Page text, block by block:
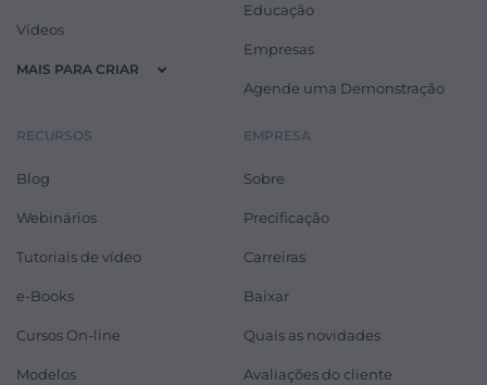
Vídeos
MAIS PARA CRIAR
Educação
Empresas
Agende uma Demonstração
RECURSOS
Blog
Webinários
Tutoriais de vídeo
e-Books
Cursos On-line
Modelos
EMPRESA
Sobre
Precificação
Carreiras
Baixar
Quais as novidades
Avaliações do cliente